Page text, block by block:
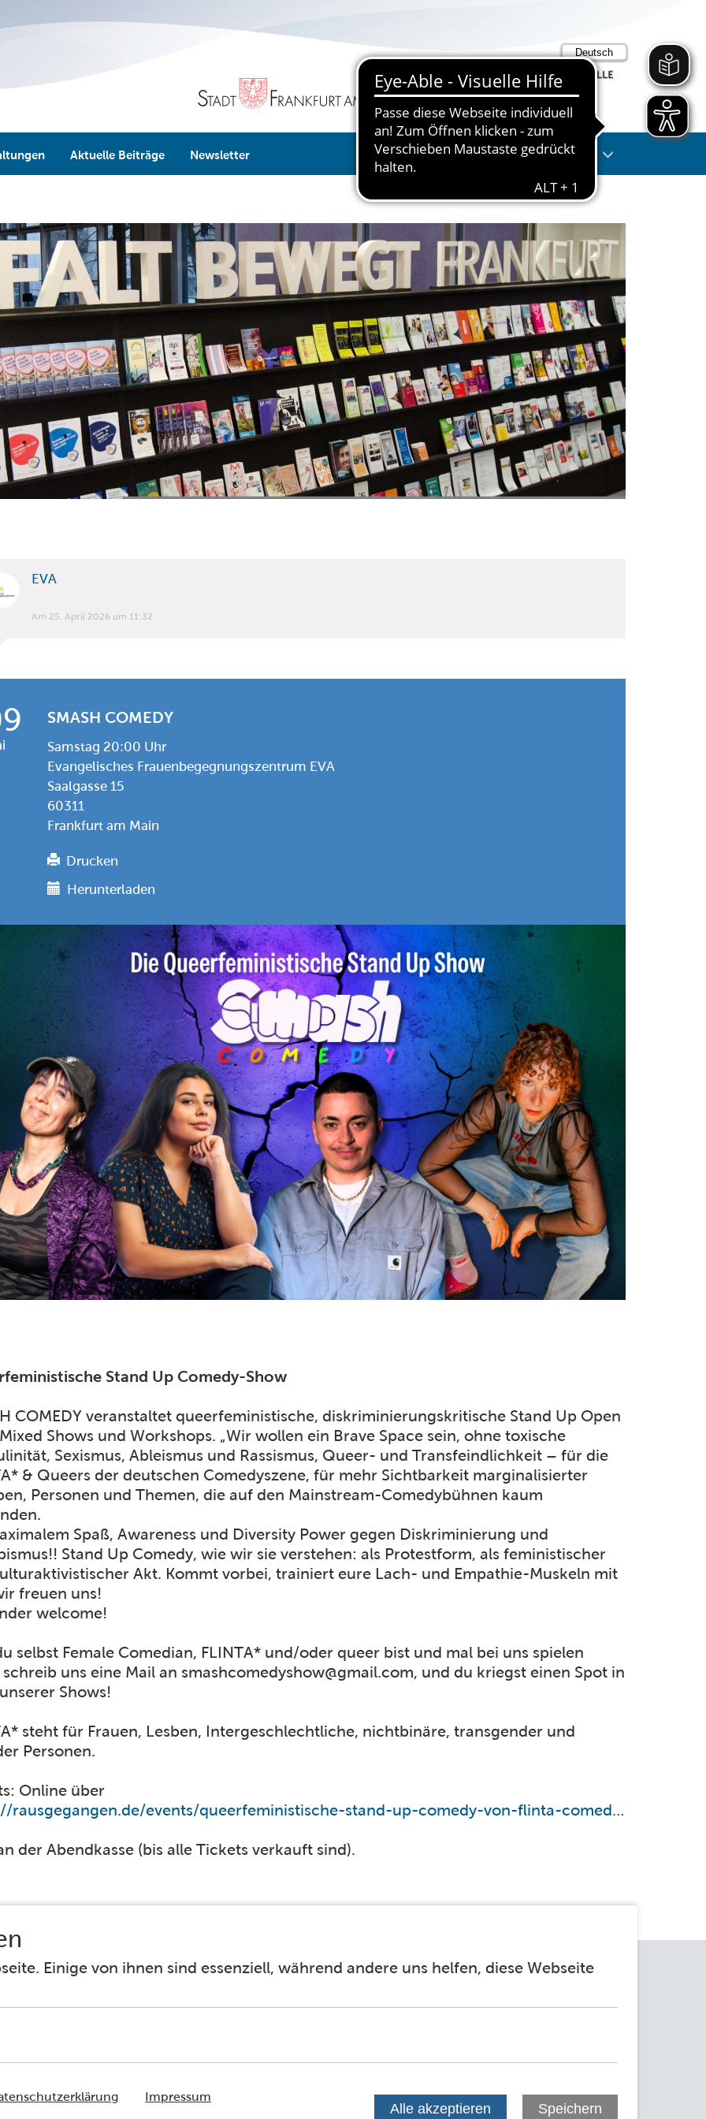
Aktuelle Beiträge Newsletter Suche Anmelden
EVA
Am 25. April 2026 um 11:32
SMASH COMEDY
Samstag 20:00 Uhr
Evangelisches Frauenbegegnungszentrum EVA
Saalgasse 15
60311
Frankfurt am Main
Drucken
Herunterladen
Stand Up Comedy-Show
COMEDY veranstaltet queerfeministische, diskriminierungskritische Stand Up Open
Shows und Workshops. „Wir wollen ein Brave Space sein, ohne toxische
Sexismus, Ableismus und Rassismus, Queer- und Transfeindlichkeit – für die
& Queers der deutschen Comedyszene, für mehr Sichtbarkeit marginalisierter
Personen und Themen, die auf den Mainstream-Comedybühnen kaum
Spaß, Awareness und Diversity Power gegen Diskriminierung und
Stand Up Comedy, wie wir sie verstehen: als Protestform, als feministischer
Akt. Kommt vorbei, trainiert eure Lach- und Empathie-Muskeln mit
freuen uns!
welcome!
selbst Female Comedian, FLINTA* und/oder queer bist und mal bei uns spielen
uns eine Mail an smashcomedyshow@gmail.com, und du kriegst einen Spot in
Shows!
steht für Frauen, Lesben, Intergeschlechtliche, nichtbinäre, transgender und
Personen.
Online über
https://rausgegangen.de/events/queerfeministische-stand-up-comedy-von-flinta-comedians-4/
der Abendkasse (bis alle Tickets verkauft sind).